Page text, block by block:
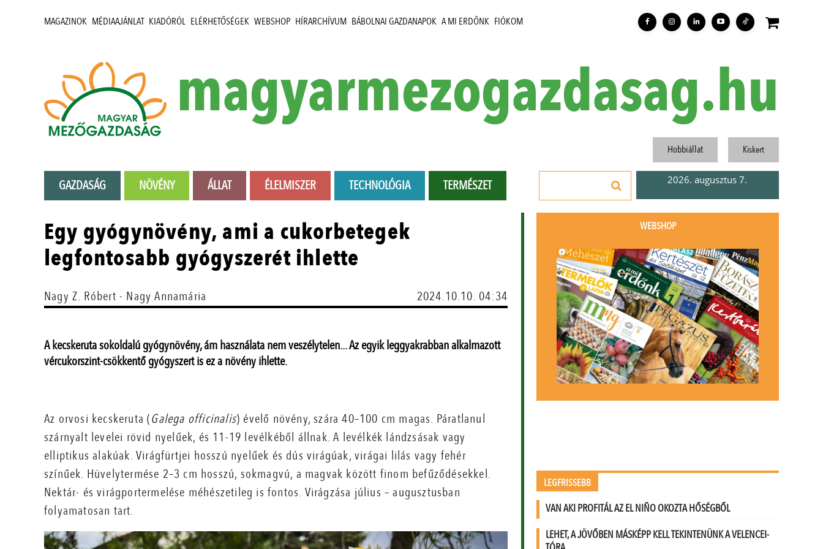
MAGAZINOK MÉDIAAJÁNLAT KIADÓRÓL ELÉRHETŐSÉGEK WEBSHOP HÍRARCHÍVUM BÁBOLNAI GAZDANAPOK A MI ERDŐNK FIÓKOM
magyarmezogazdasag.hu
GAZDASÁG NÖVÉNY ÁLLAT ÉLELMISZER TECHNOLÓGIA TERMÉSZET
Hobbiállat Kiskert
2026. augusztus 7.
Egy gyógynövény, ami a cukorbetegek
legfontosabb gyógyszerét ihlette
Nagy Z. Róbert - Nagy Annamária 2024.10.10. 04:34
A kecskeruta sokoldalú gyógynövény, ám használata nem veszélytelen... Az egyik leggyakrabban alkalmazott
vércukorszint-csökkentő gyógyszert is ez a növény ihlette.
Az orvosi kecskeruta (Galega officinalis) évelő növény, szára 40–100 cm magas. Páratlanul
szárnyalt levelei rövid nyelűek, és 11-19 levélkéből állnak. A levélkék lándzsásak vagy
elliptikus alakúak. Virágfürtjei hosszú nyelűek és dús virágúak, virágai lilás vagy fehér
színűek. Hüvelytermése 2–3 cm hosszú, sokmagvú, a magvak között finom befűződésekkel.
Nektár- és virágportermelése méhészetileg is fontos. Virágzása július – augusztusban
folyamatosan tart.
WEBSHOP
LEGFRISSEBB
VAN AKI PROFITÁL AZ EL NIÑO OKOZTA HŐSÉGBŐL
LEHET, A JÖVŐBEN MÁSKÉPP KELL TEKINTENÜNK A VELENCEI-